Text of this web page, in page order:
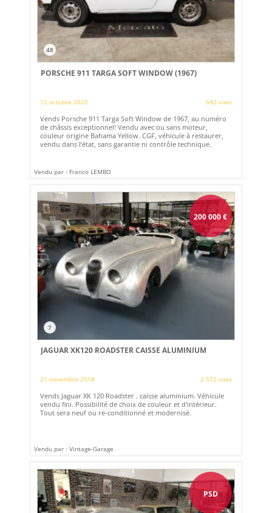
48
PORSCHE 911 TARGA SOFT WINDOW (1967)
12 octobre 2020 642 vues
Vends Porsche 911 Targa Soft Window de 1967, au numéro
de châssis exceptionnel! Vendu avec ou sans moteur,
couleur origine Bahama Yellow. CGF, véhicule à restaurer,
vendu dans l’état, sans garantie ni contrôle technique.
Vendu par : Franco LEMBO
200 000€
7
JAGUAR XK120 ROADSTER CAISSE ALUMINIUM
21 novembre 2018 2 572 vues
Vends Jaguar XK 120 Roadster . caisse aluminium. Véhicule
vendu fini. Possibilité de choix de couleur et d'intérieur.
Tout sera neuf ou re-conditionné et modernisé.
Vendu par : Vintage-Garage
PSD